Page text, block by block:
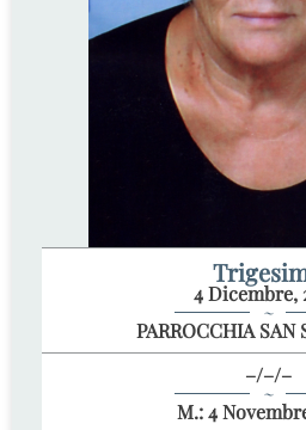
4 Dicembre,
~
PARROCCHIA SAN
–/–/–
~
M.: 4